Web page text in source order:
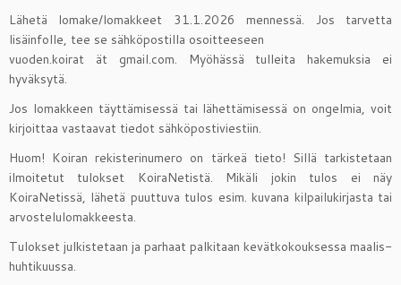
Lähetä lomake/lomakkeet 31.1.2026 mennessä. Jos tarvetta
lisäinfolle, tee se sähköpostilla osoitteeseen
vuoden.koirat ät gmail.com. Myöhässä tulleita hakemuksia ei
hyväksytä.
Jos lomakkeen täyttämisessä tai lähettämisessä on ongelmia, voit
kirjoittaa vastaavat tiedot sähköpostiviestiin.
Huom! Koiran rekisterinumero on tärkeä tieto! Sillä tarkistetaan
ilmoitetut tulokset KoiraNetistä. Mikäli jokin tulos ei näy
KoiraNetissä, lähetä puuttuva tulos esim. kuvana kilpailukirjasta tai
arvostelulomakkeesta.
Tulokset julkistetaan ja parhaat palkitaan kevätkokouksessa maalis-
huhtikuussa.